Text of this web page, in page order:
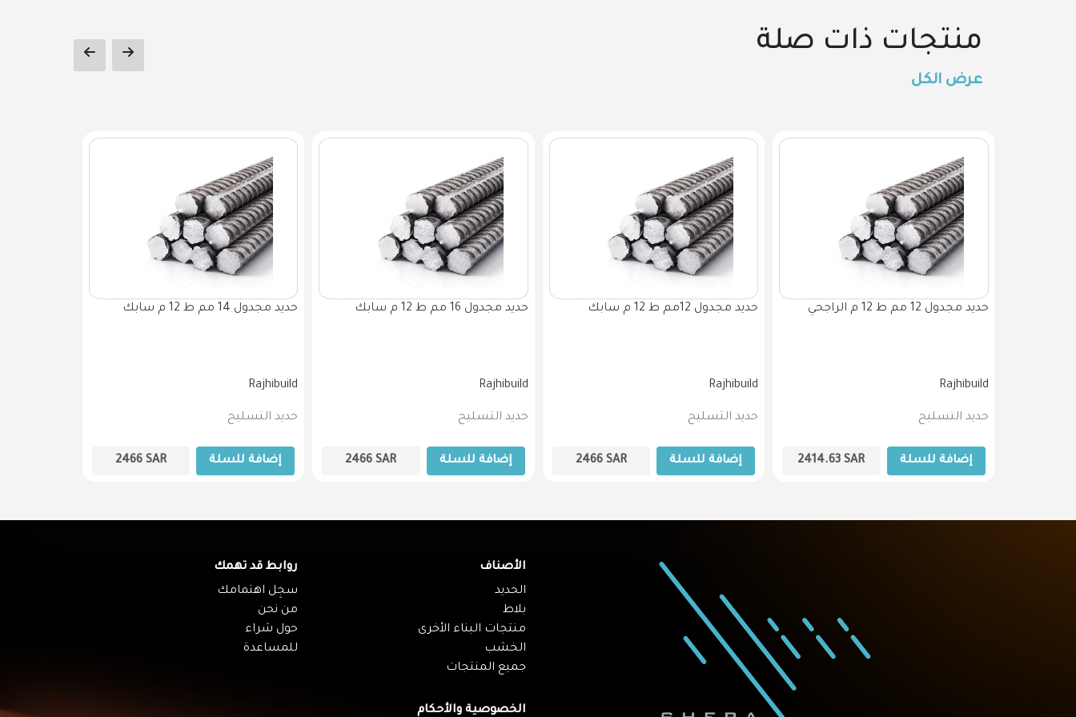
منتجات ذات صلة
عرض الكل
حديد مجدول 14 مم ط 12 م سابك
Rajhibuild
حديد التسليح
2466 SAR إضافة للسلة
حديد مجدول 16 مم ط 12 م سابك
Rajhibuild
حديد التسليح
2466 SAR إضافة للسلة
حديد مجدول 12مم ط 12 م سابك
Rajhibuild
حديد التسليح
2466 SAR إضافة للسلة
حديد مجدول 12 مم ط 12 م الراجحي
Rajhibuild
حديد التسليح
2414.63 SAR إضافة للسلة
الأصناف
الحديد
بلاط
منتجات البناء الأخرى
الخشب
جميع المنتجات
الخصوصية والأحكام
روابط قد تهمك
سجِل اهتمامك
من نحن
حول شراء
للمساعدة